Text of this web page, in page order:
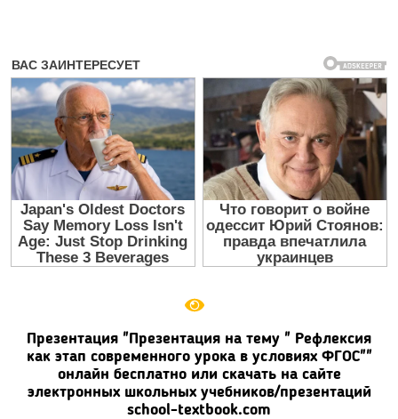
Презентация "Презентация на тему " Рефлексия
как этап современного урока в условиях ФГОС""
онлайн бесплатно или скачать на сайте
электронных школьных учебников/презентаций
school-textbook.com